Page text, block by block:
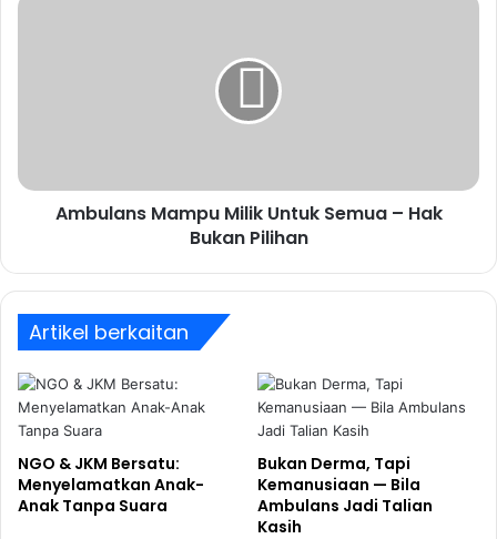
Ambulans Mampu Milik Untuk Semua – Hak
Bukan Pilihan
Artikel berkaitan
NGO & JKM Bersatu:
Menyelamatkan Anak-
Anak Tanpa Suara
Bukan Derma, Tapi
Kemanusiaan — Bila
Ambulans Jadi Talian
Kasih